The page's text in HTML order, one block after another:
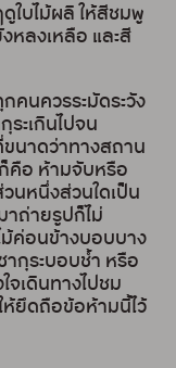
ใบไม้ผลิ ให้สีชมพู
หลงเหลือ และสี
คนควรระมัดระวัง
ะเกินไปจน
ขนาดว่าทางสถาน
คือ ห้ามจับหรือ
นหนึ่งส่วนใดเป็น
าถ่ายรูปก็ไม่
ม้ค่อนข้างบอบบาง
กุระบอบช้ำ หรือ
จเดินทางไปชม
ยึดถือข้อห้ามนี้ไว้